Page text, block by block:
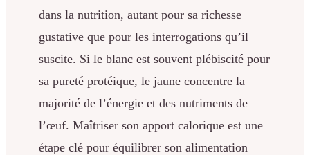
dans la nutrition, autant pour sa richesse
gustative que pour les interrogations qu’il
suscite. Si le blanc est souvent plébiscité pour
sa pureté protéique, le jaune concentre la
majorité de l’énergie et des nutriments de
l’œuf. Maîtriser son apport calorique est une
étape clé pour équilibrer son alimentation